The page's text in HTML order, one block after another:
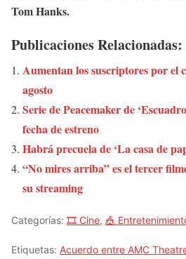
Tom Hanks.
Publicaciones Relacionadas:
Aumentan los suscriptores por el
agosto
Serie de Peacemaker de
fecha de estreno
Habrá precuela de ‘La casa de
“No mires arriba” es el tercer
su streaming
Categorías: 🎞️ Cine, 🎪
Etiquetas: Acuerdo entre AMC